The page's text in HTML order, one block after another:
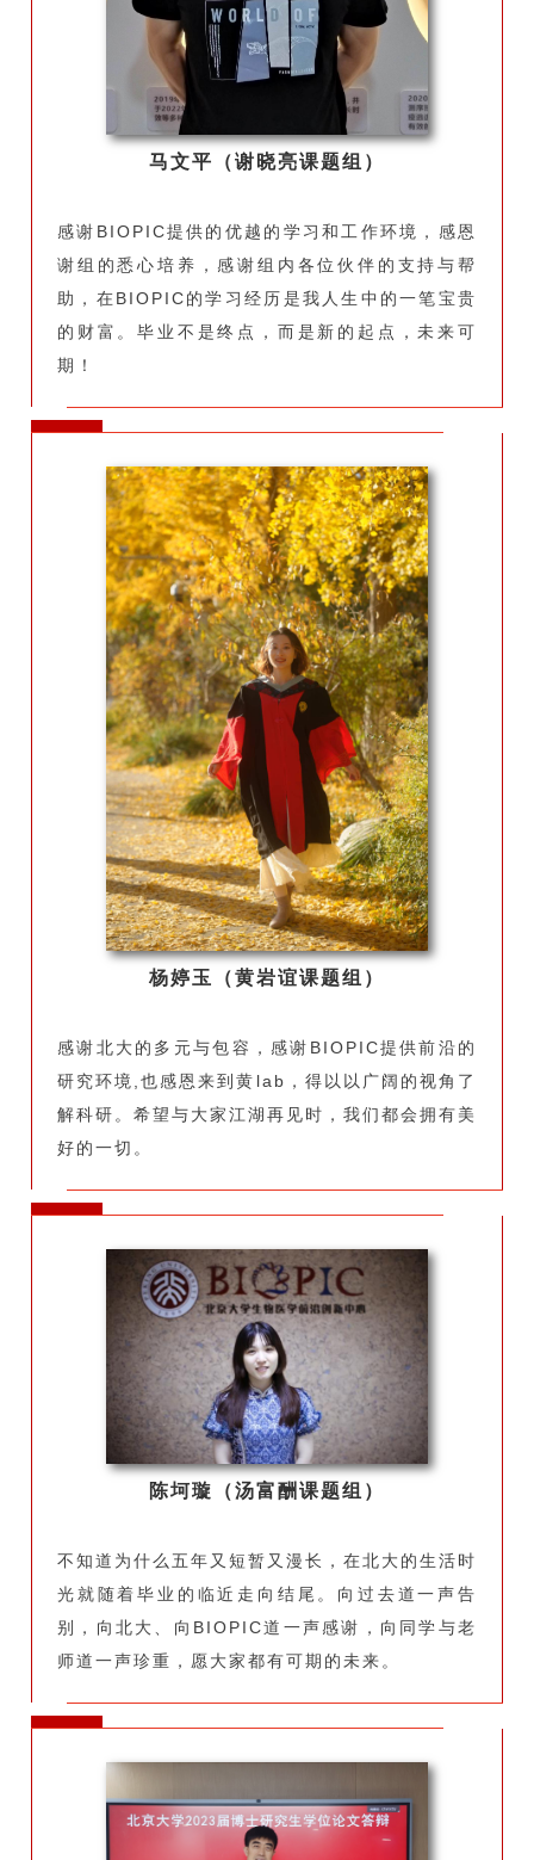
马文平（谢晓亮课题组）
感谢BIOPIC提供的优越的学习和工作环境，感恩
谢组的悉心培养，感谢组内各位伙伴的支持与帮
助，在BIOPIC的学习经历是我人生中的一笔宝贵
的财富。毕业不是终点，而是新的起点，未来可
期！
杨婷玉（黄岩谊课题组）
感谢北大的多元与包容，感谢BIOPIC提供前沿的
研究环境,也感恩来到黄lab，得以以广阔的视角了
解科研。希望与大家江湖再见时，我们都会拥有美
好的一切。
陈坷璇（汤富酬课题组）
不知道为什么五年又短暂又漫长，在北大的生活时
光就随着毕业的临近走向结尾。向过去道一声告
别，向北大、向BIOPIC道一声感谢，向同学与老
师道一声珍重，愿大家都有可期的未来。